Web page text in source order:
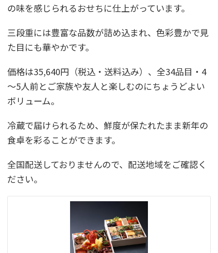
の味を感じられるおせちに仕上がっています。
三段重には豊富な品数が詰め込まれ、色彩豊かで見
た目にも華やかです。
価格は35,640円（税込・送料込み）、全34品目・4
～5人前とご家族や友人と楽しむのにちょうどよい
ボリューム。
冷蔵で届けられるため、鮮度が保たれたまま新年の
食卓を彩ることができます。
全国配送しておりませんので、配送地域をご確認く
ださい。